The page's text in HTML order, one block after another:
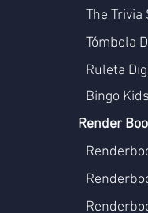
The Trivia
Tómbola
Ruleta
Bingo Kids
Render